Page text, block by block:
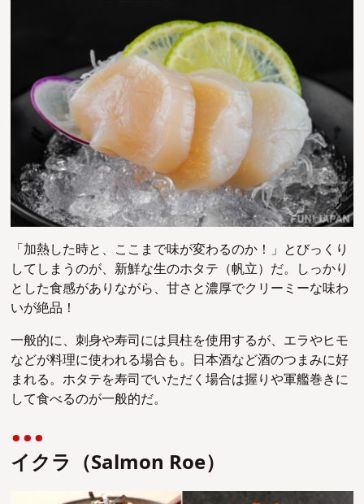
「加熱した時と、ここまで味が変わるのか！」とびっくり
してしまうのが、新鮮な生のホタテ（帆立）だ。しっかり
とした食感がありながら、甘さと濃厚でクリーミーな味わ
いが絶品！
一般的に、刺身や寿司には貝柱を使用するが、エラやヒモ
などが料理に使われる場合も。日本酒など酒のつまみに好
まれる。ホタテを寿司でいただく場合は握りや軍艦巻きに
して食べるのが一般的だ。
イクラ（Salmon Roe）